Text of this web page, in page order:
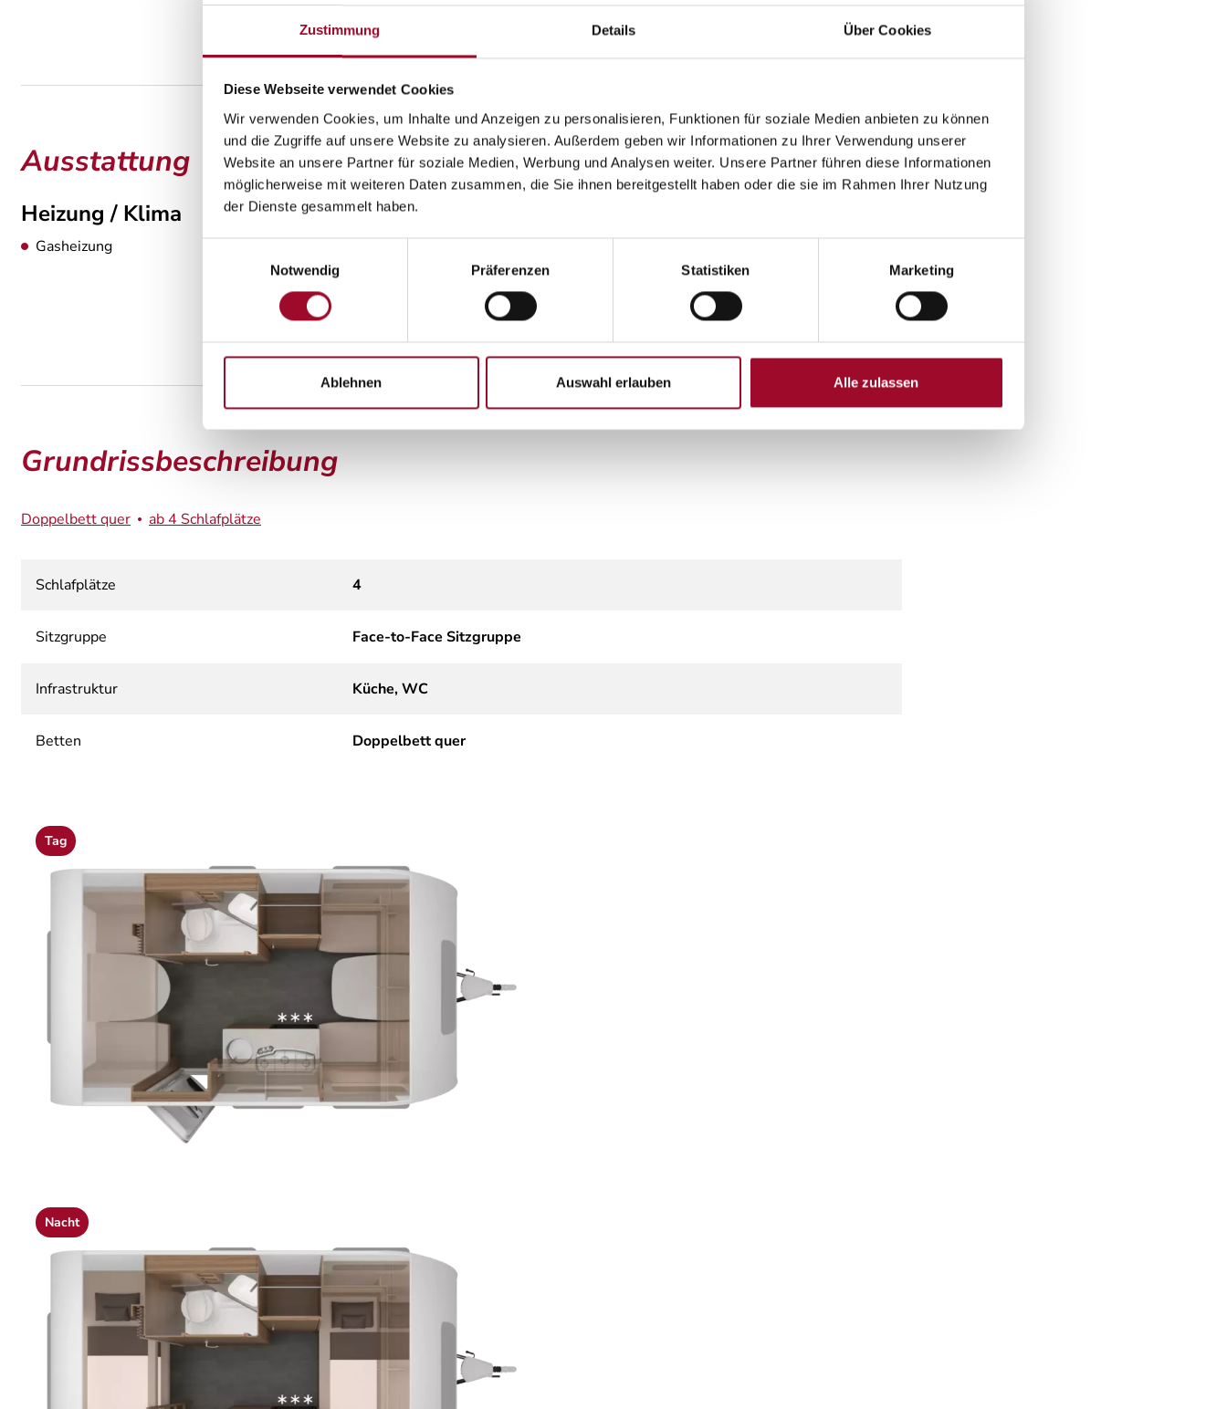
Zustimmung Details Über Cookies
Diese Webseite verwendet Cookies
Wir verwenden Cookies, um Inhalte und Anzeigen zu personalisieren, Funktionen für soziale Medien anbieten zu können
und die Zugriffe auf unsere Website zu analysieren. Außerdem geben wir Informationen zu Ihrer Verwendung unserer
Website an unsere Partner für soziale Medien, Werbung und Analysen weiter. Unsere Partner führen diese Informationen
möglicherweise mit weiteren Daten zusammen, die Sie ihnen bereitgestellt haben oder die sie im Rahmen Ihrer Nutzung
der Dienste gesammelt haben.
Notwendig
Präferenzen Statistiken Marketing
Ablehnen Auswahl erlauben Alle zulassen
Ausstattung
Heizung / Klima
Gasheizung
Grundrissbeschreibung
Doppelbett quer ab 4 Schlafplätze
Schlafplätze 4
Sitzgruppe Face-to-Face Sitzgruppe
Infrastruktur Küche, WC
Betten Doppelbett quer
Tag
Nacht